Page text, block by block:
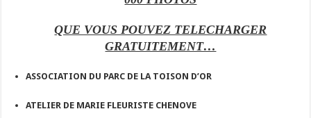
QUE VOUS POUVEZ TELECHARGER
GRATUITEMENT…
ASSOCIATION DU PARC DE LA TOISON D’OR
ATELIER DE MARIE FLEURISTE CHENOVE